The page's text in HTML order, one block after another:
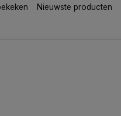
Nieuwste producten